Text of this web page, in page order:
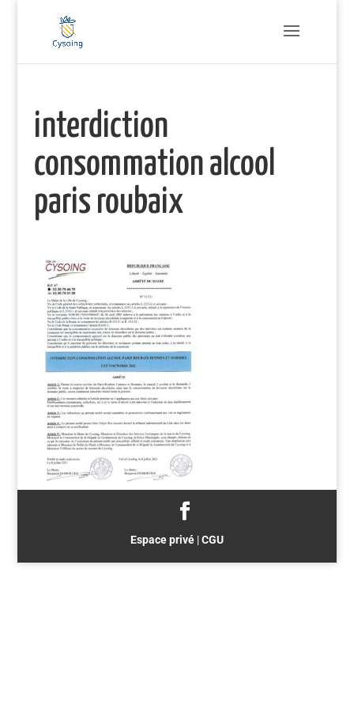
interdiction
consommation alcool
paris roubaix
Espace privé|CGU